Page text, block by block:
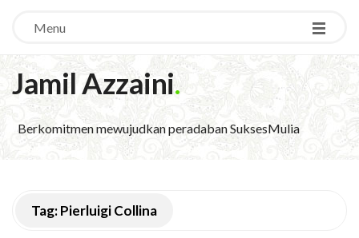
Menu
Jamil Azzaini.
Berkomitmen mewujudkan peradaban SuksesMulia
Tag:Pierluigi Collina